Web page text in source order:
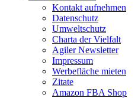
Kontakt aufnehmen
Datenschutz
Umweltschutz
Charta der Vielfalt
Agiler Newsletter
Impressum
Werbefläche mieten
Zitate
Amazon FBA Shop